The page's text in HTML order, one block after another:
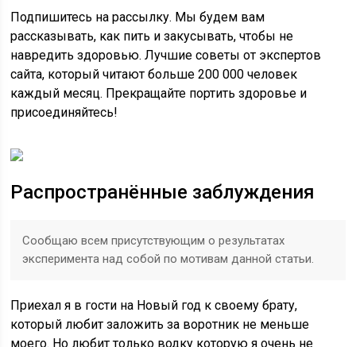
Подпишитесь на рассылку. Мы будем вам
рассказывать, как пить и закусывать, чтобы не
навредить здоровью. Лучшие советы от экспертов
сайта, который читают больше 200 000 человек
каждый месяц. Прекращайте портить здоровье и
присоединяйтесь!
Распространённые заблуждения
Сообщаю всем присутствующим о результатах
эксперимента над собой по мотивам данной статьи.
Приехал я в гости на Новый год к своему брату,
который любит заложить за воротник не меньше
моего. Но любит только водку которую я очень не